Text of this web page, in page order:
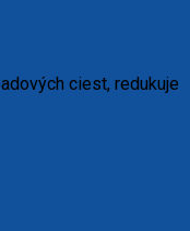
ciest, redukuje